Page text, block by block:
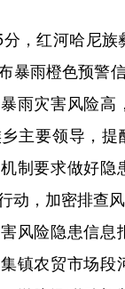
红河哈尼族
暴雨橙色预警
雨灾害风险高
主要领导，提
制要求做好隐
动，加密排查
风险隐患信息
镇农贸市场段